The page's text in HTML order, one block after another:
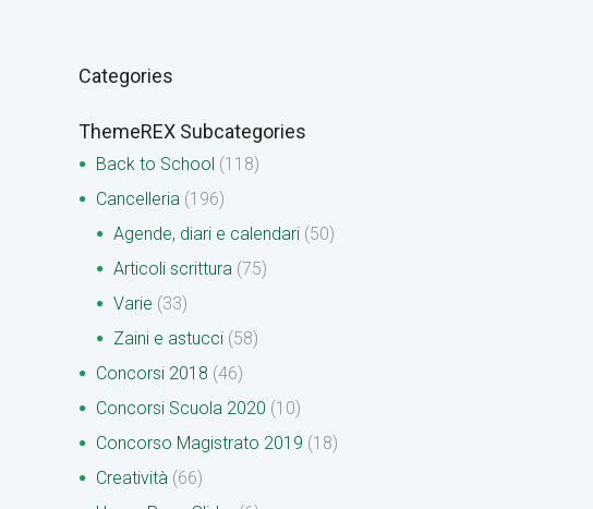
Categories
ThemeREX Subcategories
Back to School (118)
Cancelleria (196)
Agende, diari e calendari (50)
Articoli scrittura (75)
Varie (33)
Zaini e astucci (58)
Concorsi 2018 (46)
Concorsi Scuola 2020 (10)
Concorso Magistrato 2019 (18)
Creatività (66)